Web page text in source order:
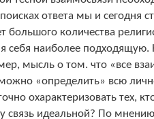
ответа мы и сегодня
большого количества
наиболее
мысль о том. что «все
«определить» всю
охарактеризовать
связь идеальной? По